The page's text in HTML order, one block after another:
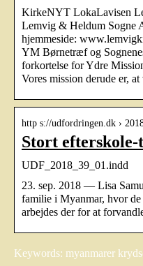
KirkeNYT LokaLavisen
Lemvig & Heldum Sogne
hjemmeside:
YM Børnetræf og
forkortelse for Ydre
Vores mission derude er,
http s://udfordringen.dk ›
Stort
UDF_2018_39_01.indd
23. sep. 2018 — Lisa
familie i Myanmar, hvor
arbejdes der for at
Keywords: myanmarer